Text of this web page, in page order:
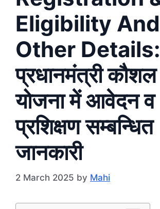
Eligibility And
Other Details:
प्रधानमंत्री
योजना में आवेदन व
प्रशिक्षण सम्बन्धित
जानकारी
2 March 2025 by Mahi